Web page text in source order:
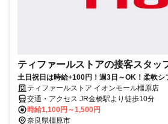
ティファールストアの接客スタッ
土日祝日は時給+100円！週3日～OK！柔軟
ティファールストア イオンモール橿原店
交通・アクセス JR金橋駅より徒歩10分
時給1,100円～1,500円
奈良県橿原市